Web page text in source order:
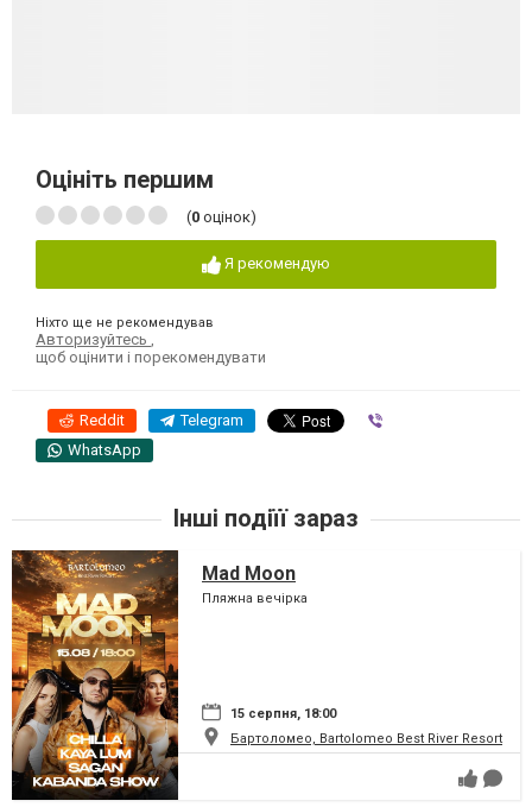
Оцініть першим
(0 оцінок)
Я рекомендую
Ніхто ще не рекомендував
Авторизуйтесь
щоб оцінити і порекомендувати
Reddit Telegram
WhatsApp
Інші подіїї зараз
Mad Moon
Пляжна вечірка
15 серпня, 18:00
Бартоломео, Bartolomeo Best River Resort